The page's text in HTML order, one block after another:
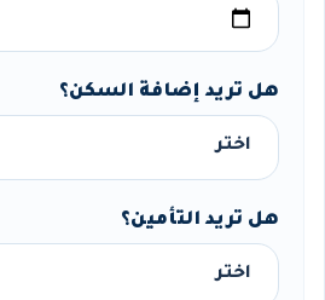
هل تريد إضافة السكن؟
هل تريد التأمين؟